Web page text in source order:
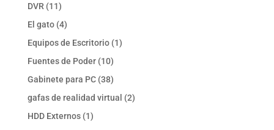
DVR 1111
productos
El gato 44
productos
Equipos de Escritorio 11
Fuentes de Poder 1010
productos
Gabinete para PC 3838
productos
gafas de realidad virtual 22
HDD Externos 11